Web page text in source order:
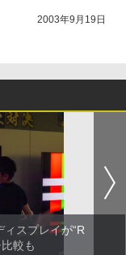
2003年9月19日
ィスプレイが“R
較も